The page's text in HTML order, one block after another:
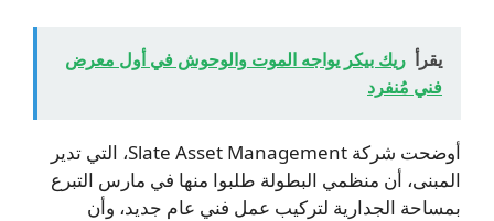
يقرأ ريك بيكر يواجه الموت والوحوش في أول معرض
فني مُنفرد
أوضحت شركة Slate Asset Management، التي تدير
المبنى، أن منظمي البطولة طلبوا منها في مارس التبرع
بمساحة الجدارية لتركيب عمل فني عام جديد، وأن